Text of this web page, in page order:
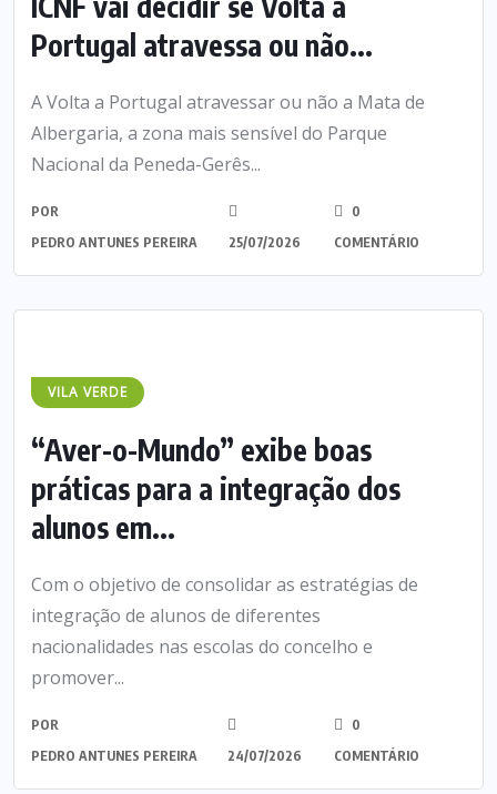
Portugal atravessa ou não...
A Volta a Portugal atravessar ou não a Mata de
Albergaria, a zona mais sensível do Parque
Nacional da Peneda-Gerês...
POR
PEDRO ANTUNES PEREIRA
25/07/2026
0
COMENTÁRIO
VILA VERDE
“Aver-o-Mundo” exibe boas
práticas para a integração dos
alunos em...
Com o objetivo de consolidar as estratégias de
integração de alunos de diferentes
nacionalidades nas escolas do concelho e
promover...
POR
PEDRO ANTUNES PEREIRA
24/07/2026
0
COMENTÁRIO